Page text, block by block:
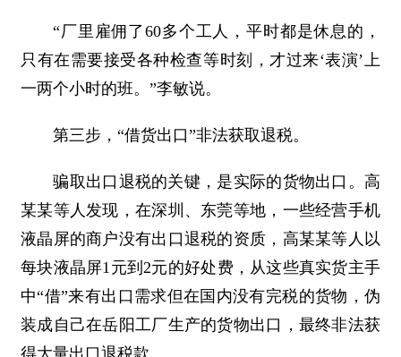
“厂里雇佣了60多个工人，平时都是休息的，
只有在需要接受各种检查等时刻，才过来‘表演’上
一两个小时的班。”李敏说。
第三步，“借货出口”非法获取退税。
骗取出口退税的关键，是实际的货物出口。高
某某等人发现，在深圳、东莞等地，一些经营手机
液晶屏的商户没有出口退税的资质，高某某等人以
每块液晶屏1元到2元的好处费，从这些真实货主手
中“借”来有出口需求但在国内没有完税的货物，伪
装成自己在岳阳工厂生产的货物出口，最终非法获
得大量出口退税款。